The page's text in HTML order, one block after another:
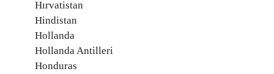
Hırvatistan
Hindistan
Hollanda
Hollanda Antilleri
Honduras